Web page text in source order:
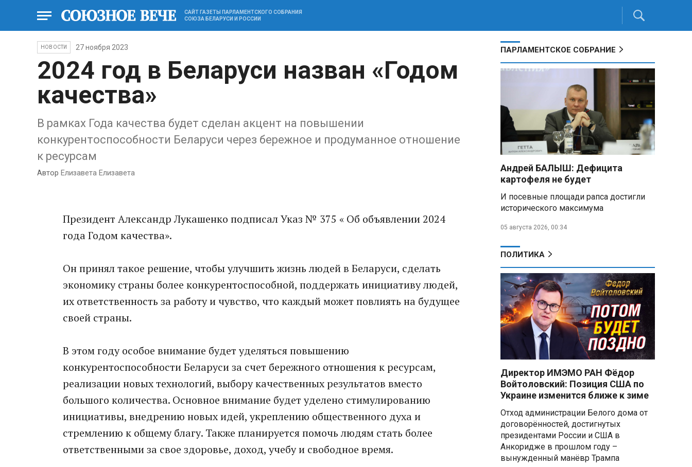
САЙТ ГАЗЕТЫ ПАРЛАМЕНТСКОГО СОБРАНИЯ
СОЮЗА БЕЛАРУСИ И РОССИИ
НОВОСТИ 27 ноября 2023
2024 год в Беларуси назван «Годом
качества»
В рамках Года качества будет сделан акцент на повышении
конкурентоспособности Беларуси через бережное и продуманное отношение
к ресурсам
Автор Елизавета Елизавета
Президент Александр Лукашенко подписал Указ № 375 « Об объявлении 2024
года Годом качества».
Он принял такое решение, чтобы улучшить жизнь людей в Беларуси, сделать
экономику страны более конкурентоспособной, поддержать инициативу людей,
их ответственность за работу и чувство, что каждый может повлиять на будущее
своей страны.
В этом году особое внимание будет уделяться повышению
конкурентоспособности Беларуси за счет бережного отношения к ресурсам,
реализации новых технологий, выбору качественных результатов вместо
большого количества. Основное внимание будет уделено стимулированию
инициативы, внедрению новых идей, укреплению общественного духа и
стремлению к общему благу. Также планируется помочь людям стать более
ответственными за свое здоровье, доход, учебу и свободное время.
ПАРЛАМЕНТСКОЕ СОБРАНИЕ
Андрей БАЛЫШ: Дефицита
картофеля не будет
И посевные площади рапса достигли
исторического максимума
05 августа 2026, 00:34
ПОЛИТИКА
Директор ИМЭМО РАН Фёдор
Войтоловский: Позиция США по
Украине изменится ближе к зиме
Отход администрации Белого дома от
договорённостей, достигнутых
президентами России и США в
Анкоридже в прошлом году –
вынужденный манёвр Трампа